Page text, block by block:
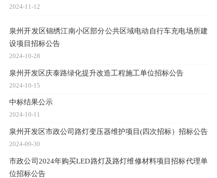
2024-11-12
泉州开发区锦绣江南小区部分公共区域电动自行车充电场所建
设项目招标公告
2024-10-28
泉州开发区庆泰路绿化提升改造工程施工单位招标公告
2024-10-15
中标结果公示
2024-10-11
泉州开发区市政公司路灯变压器维护项目(四次招标）招标公告
2024-09-30
市政公司2024年购买LED路灯及路灯维修材料项目招标代理单
位招标公告